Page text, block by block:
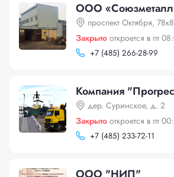
ООО
проспект Октября, 78к8
Закрыто откроется в пт
+7 (485) 266-28-99
Компания
дер. Суринское, д. 2
Закрыто откроется в пт
+7 (485) 233-72-11